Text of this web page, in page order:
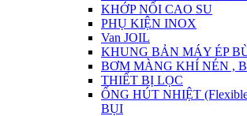
KHỚP NỐI CAO SU
PHỤ KIỆN INOX
Van JOIL
KHUNG BẢN MÁY ÉP
BƠM MÀNG KHÍ NÉN ,
THIẾT BỊ LỌC
ỐNG HÚT NHIỆT
BỤI